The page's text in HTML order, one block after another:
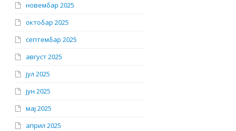
новембар 2025
октобар 2025
септембар 2025
август 2025
јул 2025
јун 2025
мај 2025
април 2025